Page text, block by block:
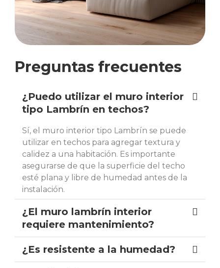
Preguntas frecuentes
¿Puedo utilizar el muro interior
tipo Lambrín en techos?
Sí, el muro interior tipo Lambrín se puede
utilizar en techos para agregar textura y
calidez a una habitación. Es importante
asegurarse de que la superficie del techo
esté plana y libre de humedad antes de la
instalación.
¿El muro lambrín interior
requiere mantenimiento?
¿Es resistente a la humedad?